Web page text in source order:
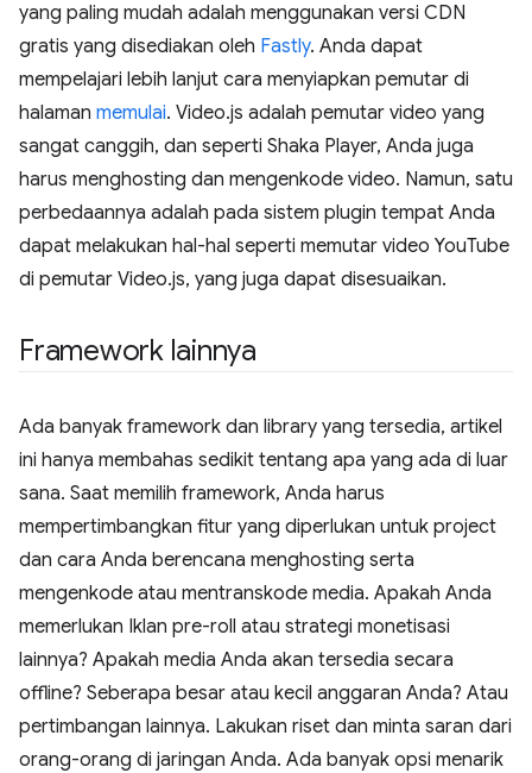
yang paling mudah adalah menggunakan versi CDN
gratis yang disediakan oleh Fastly. Anda dapat
mempelajari lebih lanjut cara menyiapkan pemutar di
halaman memulai. Video.js adalah pemutar video yang
sangat canggih, dan seperti Shaka Player, Anda juga
harus menghosting dan mengenkode video. Namun, satu
perbedaannya adalah pada sistem plugin tempat Anda
dapat melakukan hal-hal seperti memutar video YouTube
di pemutar Video.js, yang juga dapat disesuaikan.
Framework lainnya
Ada banyak framework dan library yang tersedia, artikel
ini hanya membahas sedikit tentang apa yang ada di luar
sana. Saat memilih framework, Anda harus
mempertimbangkan fitur yang diperlukan untuk project
dan cara Anda berencana menghosting serta
mengenkode atau mentranskode media. Apakah Anda
memerlukan Iklan pre-roll atau strategi monetisasi
lainnya? Apakah media Anda akan tersedia secara
offline? Seberapa besar atau kecil anggaran Anda? Atau
pertimbangan lainnya. Lakukan riset dan minta saran dari
orang-orang di jaringan Anda. Ada banyak opsi menarik